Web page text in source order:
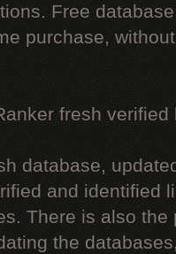
Free
purchase,
fresh verified
database,
and identified
There is also
the